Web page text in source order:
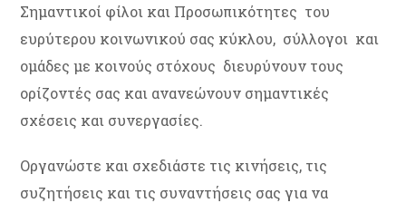
Σημαντικοί φίλοι και Προσωπικότητες του
ευρύτερου κοινωνικού σας κύκλου, σύλλογοι και
ομάδες με κοινούς στόχους διευρύνουν τους
ορίζοντές σας και ανανεώνουν σημαντικές
σχέσεις και συνεργασίες.
Οργανώστε και σχεδιάστε τις κινήσεις, τις
συζητήσεις και τις συναντήσεις σας για να